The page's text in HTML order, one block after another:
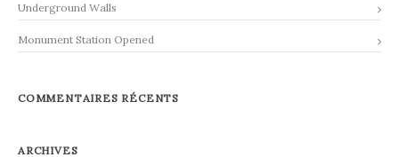
Underground Walls
Monument Station Opened
COMMENTAIRES RÉCENTS
ARCHIVES